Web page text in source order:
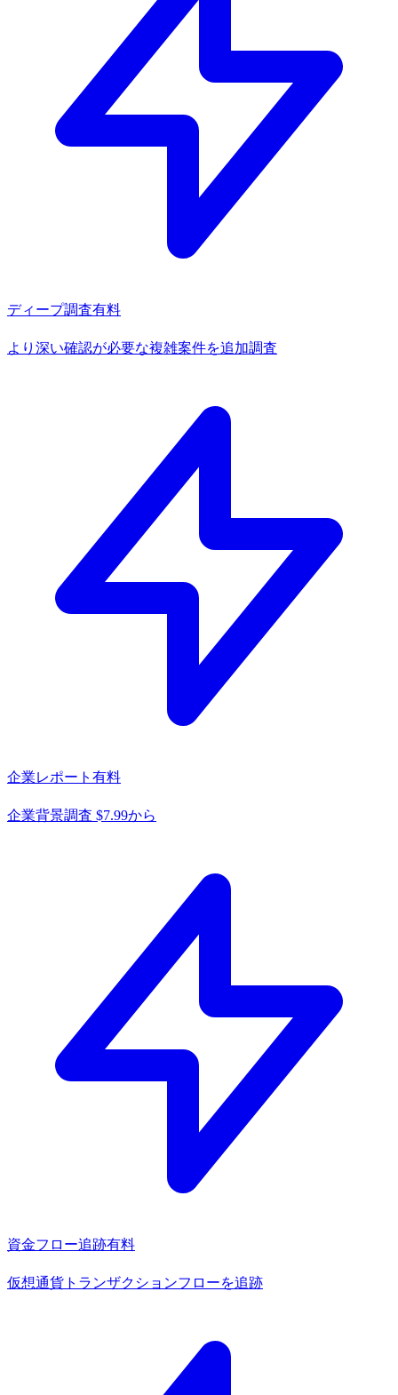
ディープ調査有料
より深い確認が必要な複雑案件を追加調査
企業レポート 有料
企業背景調査 $7.99から
資金フロー追跡有料
仮想通貨トランザクションフローを追跡